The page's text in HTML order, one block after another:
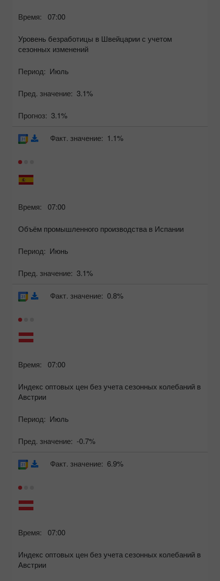
Время: 07:00
Уровень безработицы в Швейцарии с учетом
сезонных изменений
Период: Июль
Пред. значение: 3.1%
Прогноз: 3.1%
Время: 07:00
Объём промышленного производства в Испании
Период: Июнь
Пред. значение: 3.1%
Факт. значение: 1.1%
Время: 07:00
Индекс оптовых цен без учета сезонных колебаний в
Австрии
Период: Июль
Пред. значение: -0.7%
Факт. значение: 0.8%
Время: 07:00
Индекс оптовых цен без учета сезонных колебаний в
Австрии
Факт. значение: 6.9%